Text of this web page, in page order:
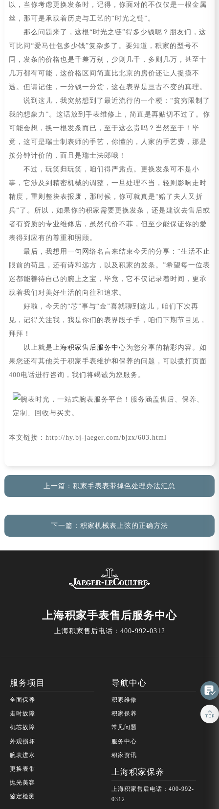
以，当你考虑更换发条时，记得，你面对的不仅仅是一根金属
丝，那可是承载着历史与工艺的“时光之链”。
那么问题来了，这根“时光之链”得多少钱呢？朋友们，这
可比问“爱马仕包多少钱”复杂多了。要知道，积家的型号不
同，发条的价格也是千差万别，少则几千，多则几万，甚至十
几万都有可能，这价格区间简直比北京的房价还让人捉摸不
透。但请记住，一分钱一分货，这在表界是亘古不变的真理。
说到这儿，我突然想到了最近流行的一个梗：“贫穷限制了
我的想象力”。这话放到手表维修上，简直是再贴切不过了。你
可能会想，换一根发条而已，至于这么贵吗？当然至于！毕
竟，这可是瑞士制表师的手艺，你懂的，人家的手艺费，那是
按分钟计价的，而且是瑞士法郎哦！
不过，玩笑归玩笑，咱们得严肃点。更换发条可不是小
事，它涉及到精密机械的调整，一旦处理不当，轻则影响走时
精度，重则整块表报废，那时候，你可就真是“赔了夫人又折
兵”了。所以，如果你的积家需要更换发条，还是建议去售后或
者有资质的专业维修店，虽然代价不菲，但至少能保证你的爱
表得到应有的尊重和照顾。
最后，我想用一句网络名言来结束今天的分享：“生活不止
眼前的苟且，还有诗和远方，以及积家的发条。”希望每一位表
迷都能善待自己的腕上之宝，毕竟，它不仅记录着时间，更承
载着我们对美好生活的向往和追求。
好啦，今天的“芯”事与“金”喜就聊到这儿，咱们下次再
见，记得关注我，我是你们的表界段子手，咱们下期节目见，
拜拜！
以上就是上海积家售后服务中心为您分享的精彩内容。如
果您还有其他关于积家手表维护和保养的问题，可以拨打页面
400电话进行咨询，我们将竭诚为您服务。
本文链接：http://hy.bj-jaeger.com/bjzx/603.html
上一篇： 积家手表表带掉色处理办法汇总
下一篇： 积家机械表上弦的正确方法
上海积家手表售后服务中心
上海积家售后电话： 400-992-0312
服务项目
全面保养
走时故障
机芯故障
外观损坏
腕表进水
更换表带
抛光美容
鉴定检测
导航中心
积家维修
积家保养
常见问题
服务中心
积家资讯
上海积家保养
上海积家售后电话：400-992-
0312

